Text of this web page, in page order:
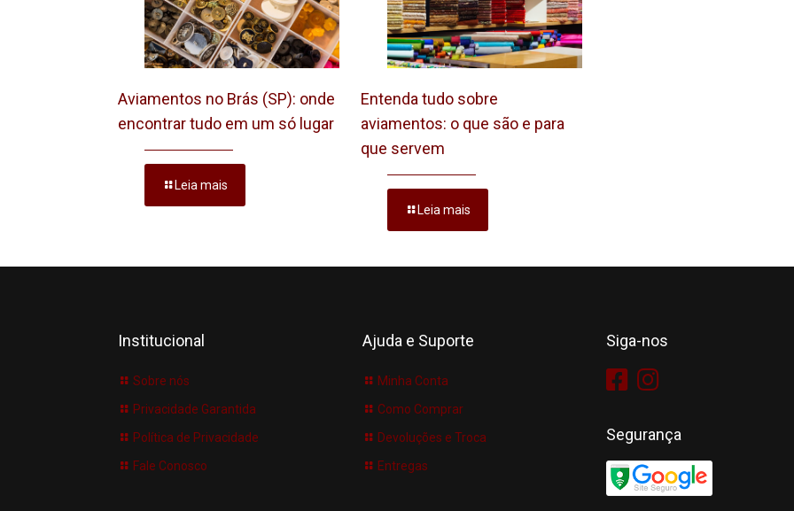
Aviamentos no Brás (SP): onde
encontrar tudo em um só lugar
Leia mais
Entenda tudo sobre
aviamentos: o que são e para
que servem
Leia mais
Institucional
Sobre nós
Privacidade Garantida
Política de Privacidade
Fale Conosco
Ajuda e Suporte
Minha Conta
Como Comprar
Devoluções e Troca
Entregas
Siga-nos
Segurança